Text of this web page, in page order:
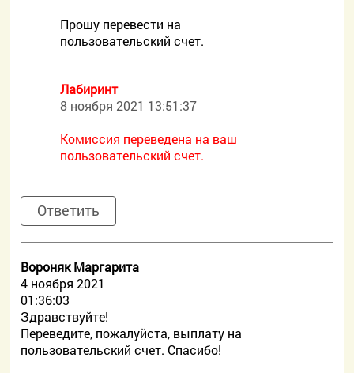
Прошу перевести на
пользовательский счет.
Лабиринт
8 ноября 2021 13:51:37
Комиссия переведена на ваш
пользовательский счет.
Ответить
Вороняк Маргарита
4 ноября 2021
01:36:03
Здравствуйте!
Переведите, пожалуйста, выплату на
пользовательский счет. Спасибо!